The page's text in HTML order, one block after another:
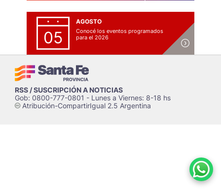
05
AGOSTO
Conocé los eventos programados
para el 2026
RSS / SUSCRIPCIÓN A NOTICIAS
Gob: 0800-777-0801 - Lunes a Viernes: 8-18 hs
cAtribución-CompartirIgual 2.5 Argentina